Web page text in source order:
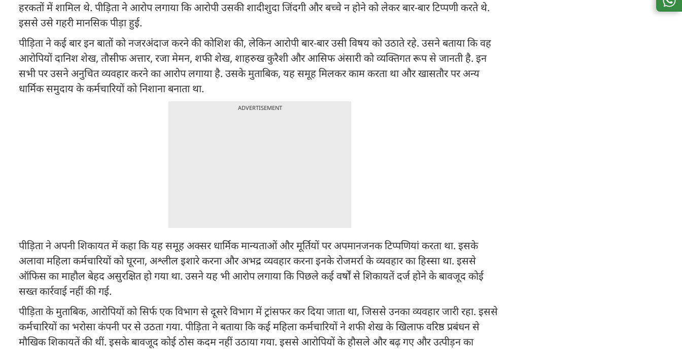
हरकतों में शामिल थे. पीड़िता ने आरोप लगाया कि आरोपी उसकी शादीशुदा जिंदगी और बच्चे न होने को लेकर बार-बार टिप्पणी करते थे.
इससे उसे गहरी मानसिक पीड़ा हुई.
पीड़िता ने कई बार इन बातों को नजरअंदाज करने की कोशिश की, लेकिन आरोपी बार-बार उसी विषय को उठाते रहे. उसने बताया कि वह
आरोपियों दानिश शेख, तौसीफ अत्तार, रजा मेमन, शफी शेख, शाहरुख कुरैशी और आसिफ अंसारी को व्यक्तिगत रूप से जानती है. इन
सभी पर उसने अनुचित व्यवहार करने का आरोप लगाया है. उसके मुताबिक, यह समूह मिलकर काम करता था और खासतौर पर अन्य
धार्मिक समुदाय के कर्मचारियों को निशाना बनाता था.
ADVERTISEMENT
पीड़िता ने अपनी शिकायत में कहा कि यह समूह अक्सर धार्मिक मान्यताओं और मूर्तियों पर अपमानजनक टिप्पणियां करता था. इसके
अलावा महिला कर्मचारियों को घूरना, अश्लील इशारे करना और अभद्र व्यवहार करना इनके रोजमर्रा के व्यवहार का हिस्सा था. इससे
ऑफिस का माहौल बेहद असुरक्षित हो गया था. उसने यह भी आरोप लगाया कि पिछले कई वर्षों से शिकायतें दर्ज होने के बावजूद कोई
सख्त कार्रवाई नहीं की गई.
पीड़िता के मुताबिक, आरोपियों को सिर्फ एक विभाग से दूसरे विभाग में ट्रांसफर कर दिया जाता था, जिससे उनका व्यवहार जारी रहा. इससे
कर्मचारियों का भरोसा कंपनी पर से उठता गया. पीड़िता ने बताया कि कई महिला कर्मचारियों ने शफी शेख के खिलाफ वरिष्ठ प्रबंधन से
मौखिक शिकायतें की थीं. इसके बावजूद कोई ठोस कदम नहीं उठाया गया. इससे आरोपियों के हौसले और बढ़ गए और उत्पीड़न का